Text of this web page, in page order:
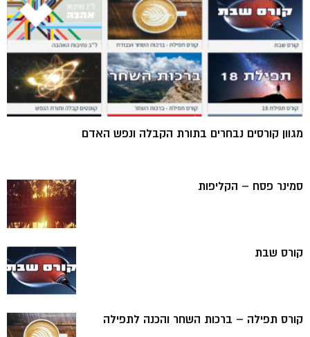
מגוון קורסים נבחרים בתורת הקבלה ונפש האדם
סמינר פסח – הקליפות
קורס שבת
קורס תפילה – ברכות השחר והכנה לתפילה